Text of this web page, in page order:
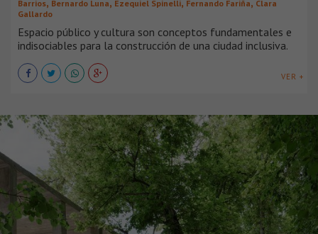
Barrios Bernardo Luna Ezequiel Spinelli Fernando Fariña Clara
Gallardo
Espacio público y cultura son conceptos fundamentales e
indisociables para la construcción de una ciudad inclusiva.
VER +